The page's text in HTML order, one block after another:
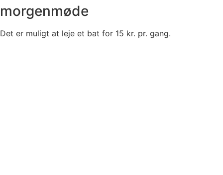
morgenmøde
Det er muligt at leje et bat for 15 kr. pr. gang.